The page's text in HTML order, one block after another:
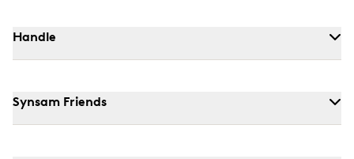
Handle
Synsam Friends